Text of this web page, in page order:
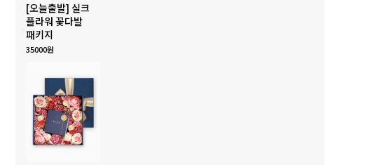
[오늘출발] 실크
플라워 꽃다발
패키지
35000원